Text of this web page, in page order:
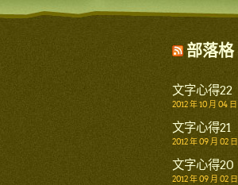
部落格
文字心得22
2012 年 10 月 04 日
文字心得21
2012 年 09 月 02 日
文字心得20
2012 年 09 月 02 日